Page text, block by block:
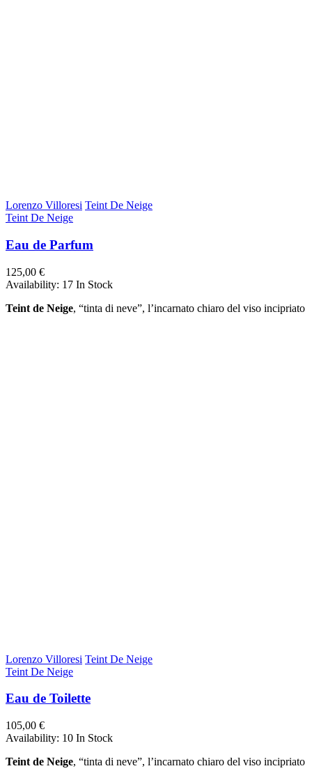
Lorenzo Villoresi Teint De Neige
Teint De Neige
Eau de Parfum
125,00 €
Availability: 17 In Stock
Teint de Neige, “tinta di neve”, l’incarnato chiaro del viso incipriato
Lorenzo Villoresi Teint De Neige
Teint De Neige
Eau de Toilette
105,00 €
Availability: 10 In Stock
Teint de Neige, “tinta di neve”, l’incarnato chiaro del viso incipriato